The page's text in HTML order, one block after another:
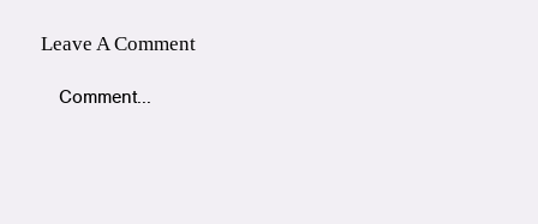
Leave A Comment